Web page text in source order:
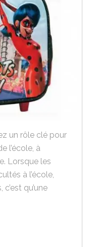
un rôle clé pour
l’école, à
Lorsque les
à l’école,
qu’une